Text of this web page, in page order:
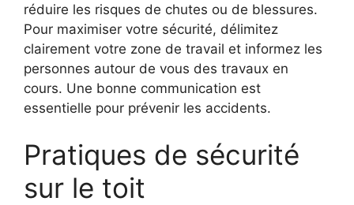
réduire les risques de chutes ou de blessures.
Pour maximiser votre sécurité, délimitez
clairement votre zone de travail et informez les
personnes autour de vous des travaux en
cours. Une bonne communication est
essentielle pour prévenir les accidents.
Pratiques de sécurité
sur le toit